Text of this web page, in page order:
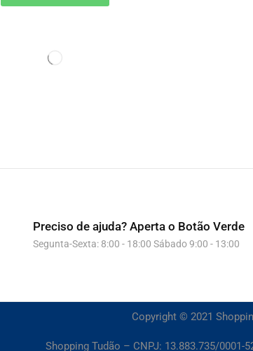
Preciso de ajuda? Aperta o Botão Verde
Segunta-Sexta: 8:00 - 18:00 Sábado 9:00 - 13:00
Copyright © 2021
Shopping Tudão – CNPJ: 13.883.735/0001-